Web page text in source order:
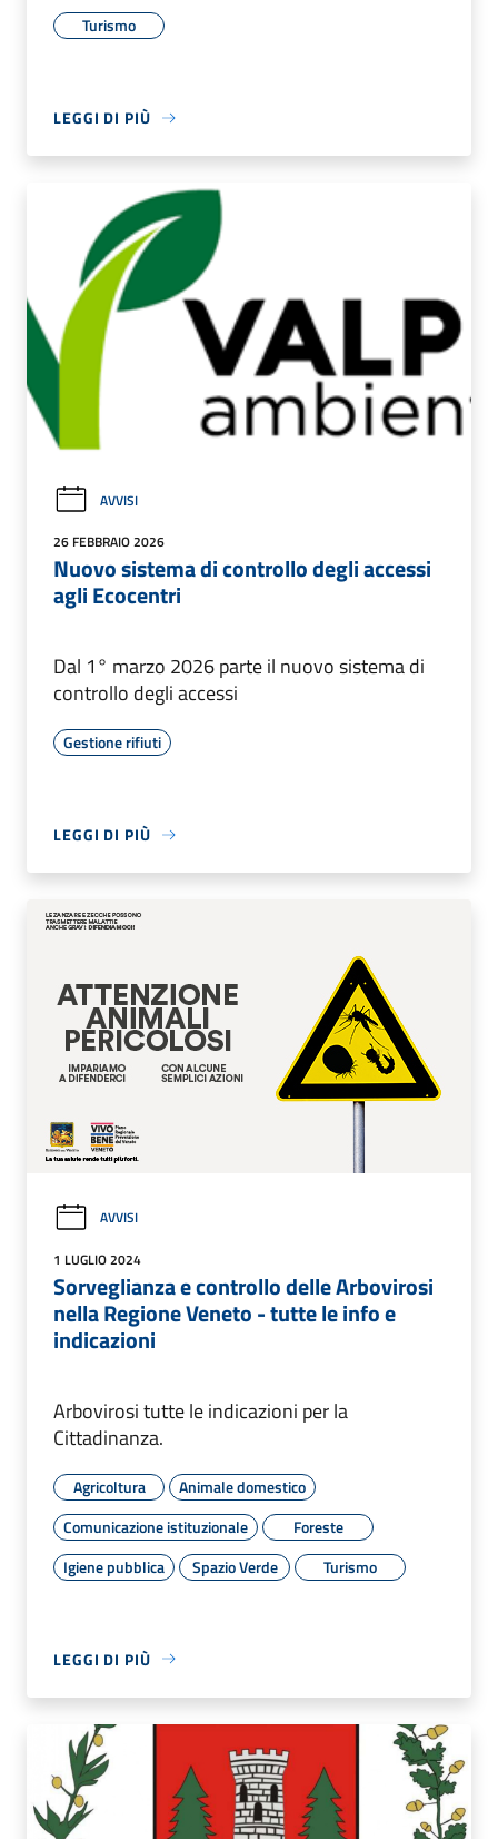
Turismo
LEGGI DI PIÙ
AVVISI
26 FEBBRAIO 2026
Nuovo sistema di controllo degli accessi
agli Ecocentri
Dal 1° marzo 2026 parte il nuovo sistema di
controllo degli accessi
Gestione rifiuti
LEGGI DI PIÙ
AVVISI
1 LUGLIO 2024
Sorveglianza e controllo delle Arbovirosi
nella Regione Veneto - tutte le info e
indicazioni
Arbovirosi tutte le indicazioni per la
Cittadinanza.
Agricoltura
Animale domestico
Comunicazione istituzionale
Foreste
Igiene pubblica
Spazio Verde Turismo
LEGGI DI PIÙ